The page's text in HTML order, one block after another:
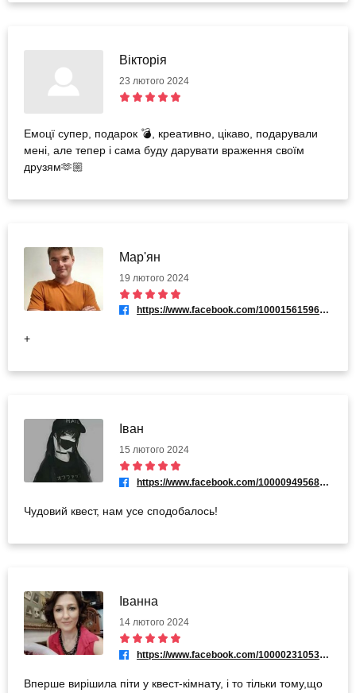
Вікторія
23 лютого 2024
Емоцї супер, подарок 💣, креативно, цікаво, подарували
мені, але тепер і сама буду дарувати враження своїм
друзям🫶🏼
Мар'ян
19 лютого 2024
https://www.facebook.com/100015615967557
+
Іван
15 лютого 2024
https://www.facebook.com/100009495685761
Чудовий квест, нам усе сподобалось!
Іванна
14 лютого 2024
https://www.facebook.com/100002310539158
Вперше вирішила піти у квест-кімнату, і то тільки тому,що